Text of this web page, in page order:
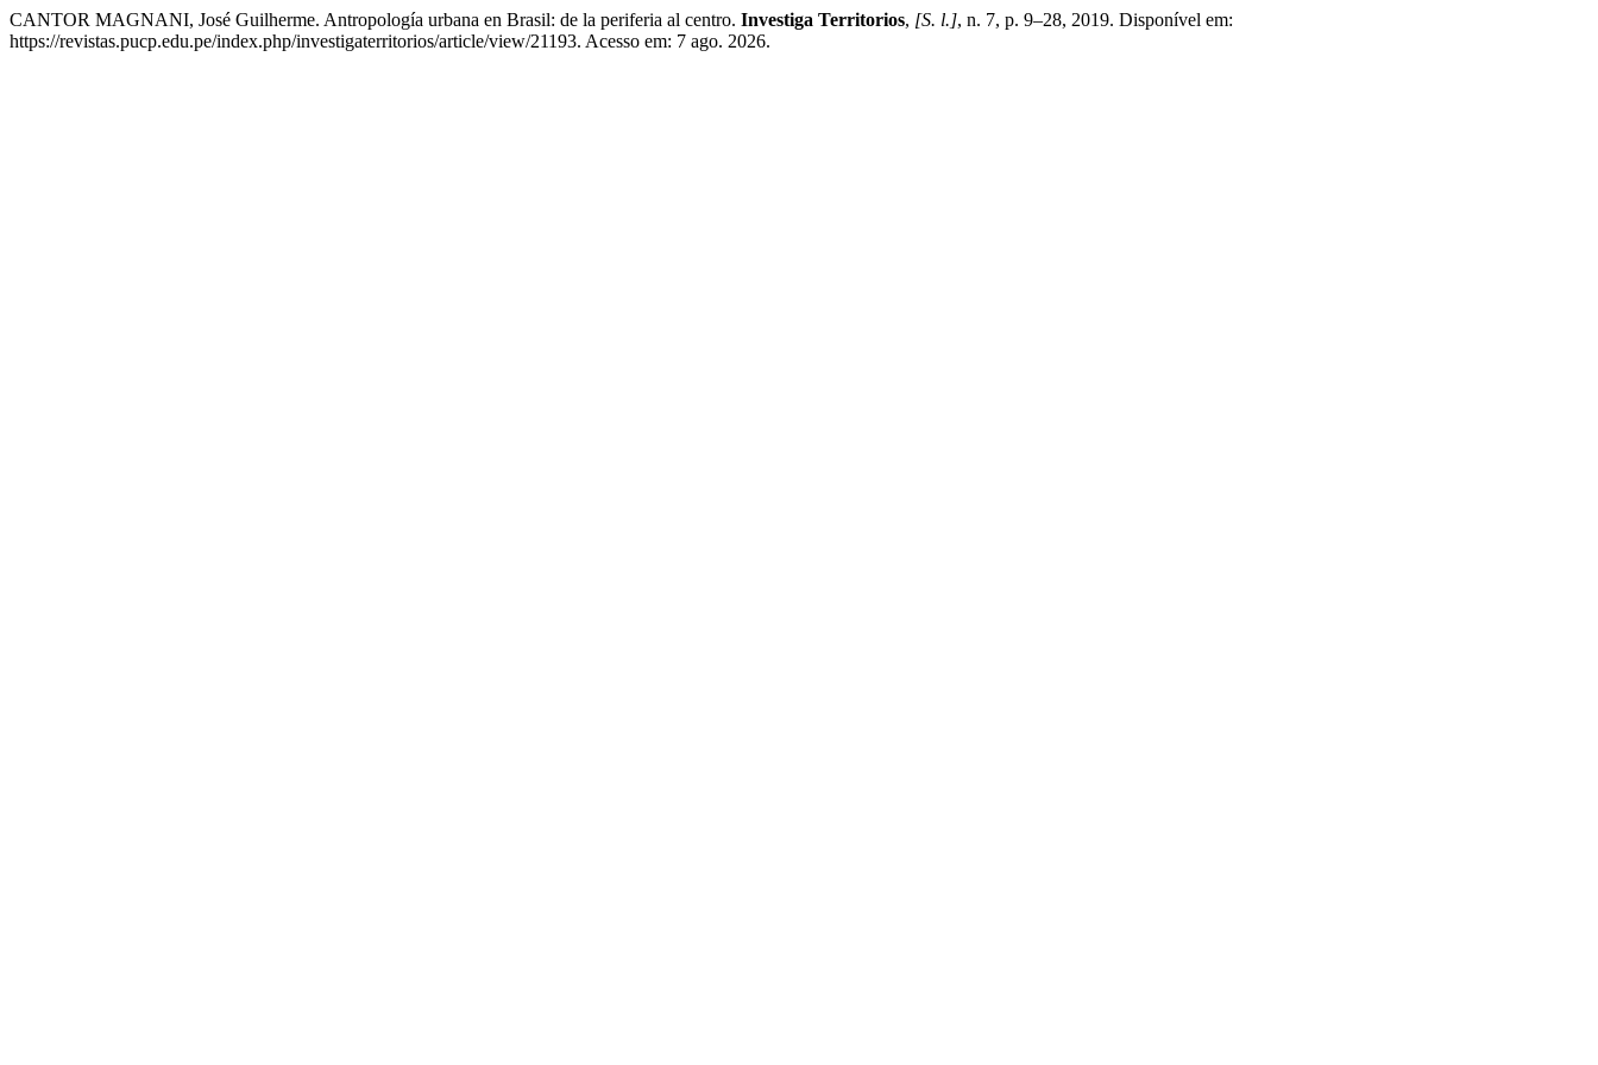
CANTOR MAGNANI, José Guilherme. Antropología urbana en Brasil: de la periferia al centro. Investiga Territorios, [S. l.], n. 7, p. 9–28, 2019. Disponível em:
https://revistas.pucp.edu.pe/index.php/investigaterritorios/article/view/21193. Acesso em: 7 ago. 2026.